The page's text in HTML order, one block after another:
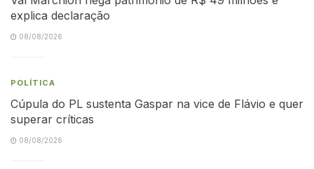
explica declaração
08/08/2026
POLÍTICA
Cúpula do PL sustenta Gaspar na vice de Flávio e quer
superar críticas
08/08/2026